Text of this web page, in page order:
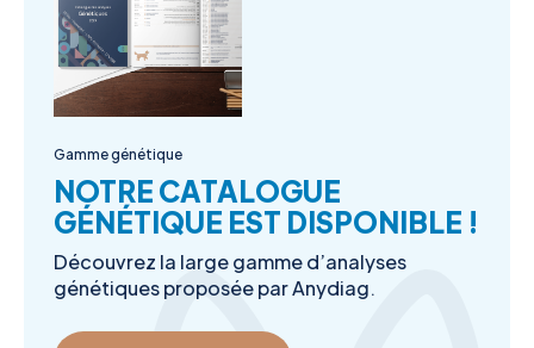
Gamme génétique
NOTRE CATALOGUE
GÉNÉTIQUE EST DISPONIBLE !
Découvrez la large gamme d’analyses
génétiques proposée par Anydiag.